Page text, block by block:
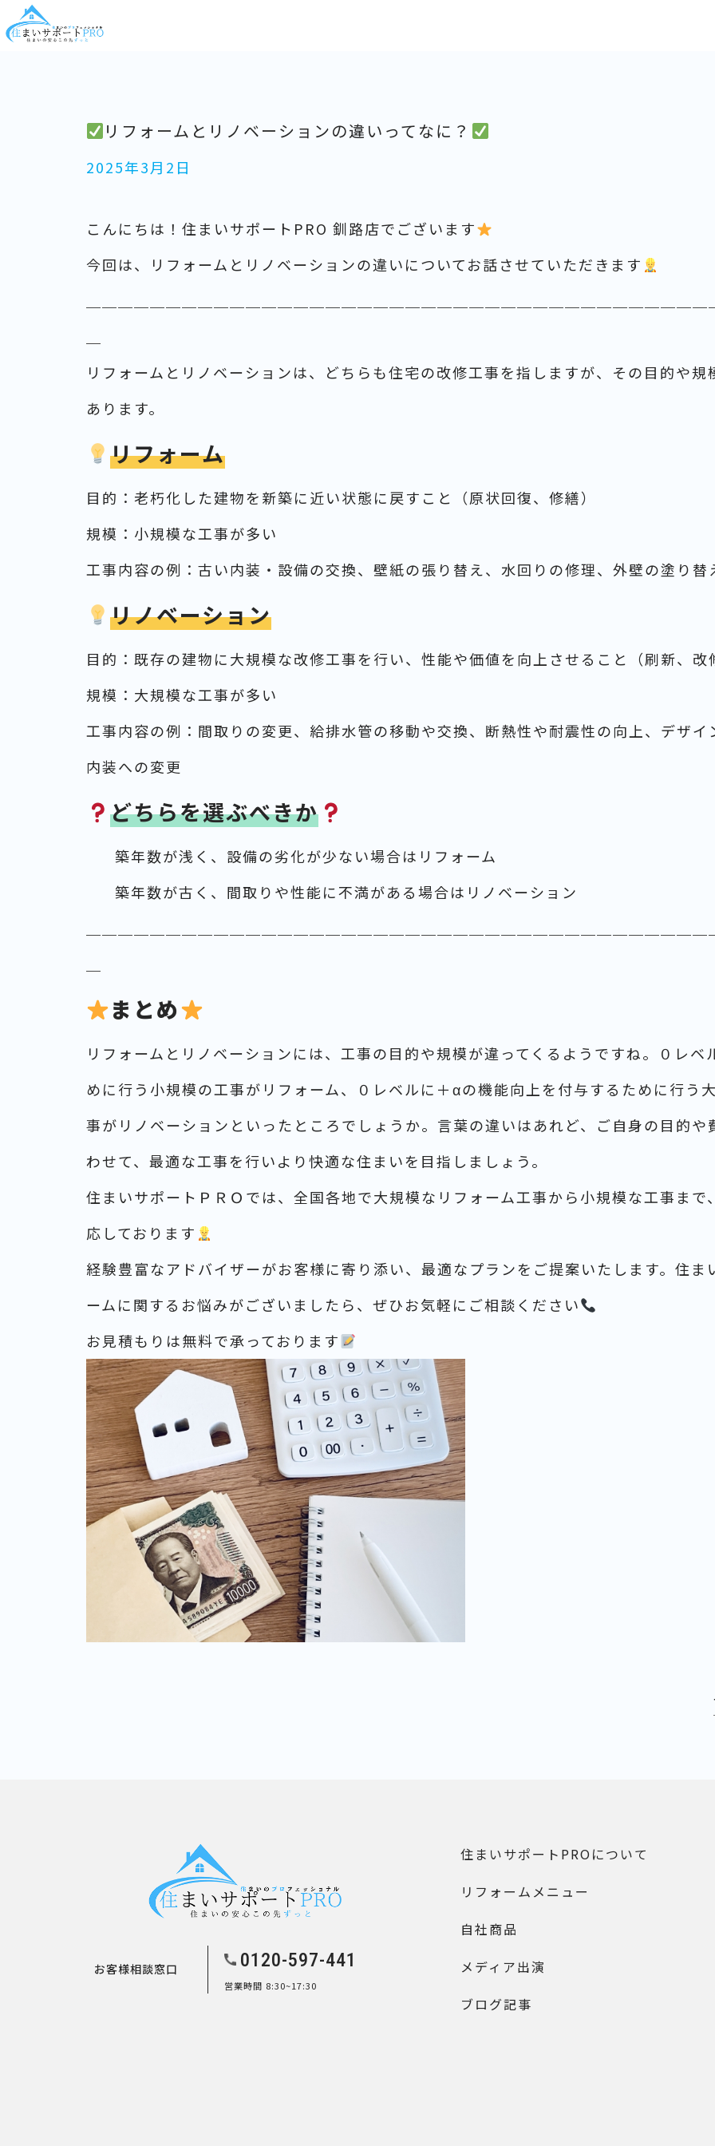
リフォームとリノベーションの違いってなに？
2025年3月2日
こんにちは！住まいサポートPRO 釧路店でございます
今回は、リフォームとリノベーションの違いについてお話させていただきます
リフォームとリノベーションは、どちらも住宅の改修工事を指しますが、その目的や規
あります。
リフォーム
目的：老朽化した建物を新築に近い状態に戻すこと（原状回復、修繕）
規模：小規模な工事が多い
工事内容の例：古い内装・設備の交換、壁紙の張り替え、水回りの修理、外壁の塗り替
リノベーション
目的：既存の建物に大規模な改修工事を行い、性能や価値を向上させること（刷新、改
規模：大規模な工事が多い
工事内容の例：間取りの変更、給排水管の移動や交換、断熱性や耐震性の向上、デザイ
内装への変更
どちらを選ぶべきか
築年数が浅く、設備の劣化が少ない場合はリフォーム
築年数が古く、間取りや性能に不満がある場合はリノベーション
まとめ
リフォームとリノベーションには、工事の目的や規模が違ってくるようですね。０レベ
めに行う小規模の工事がリフォーム、０レベルに＋αの機能向上を付与するために行う
事がリノベーションといったところでしょうか。言葉の違いはあれど、ご自身の目的や
わせて、最適な工事を行いより快適な住まいを目指しましょう。
住まいサポートＰＲＯでは、全国各地で大規模なリフォーム工事から小規模な工事まで
応しております
経験豊富なアドバイザーがお客様に寄り添い、最適なプランをご提案いたします。住ま
ームに関するお悩みがございましたら、ぜひお気軽にご相談ください
お見積もりは無料で承っております
住まいサポートPROについて
リフォームメニュー
自社商品
メディア出演
ブログ記事
お客様相談窓口 0120-597-441
営業時間 8:30~17:30